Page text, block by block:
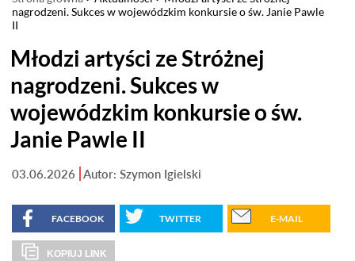
nagrodzeni. Sukces w wojewódzkim konkursie o św. Janie Pawle
II
Młodzi artyści ze Stróżnej
nagrodzeni. Sukces w
wojewódzkim konkursie o św.
Janie Pawle II
03.06.2026 Autor: Szymon Igielski
FACEBOOK TWITTER E-MAIL
KOPIUJ LINK